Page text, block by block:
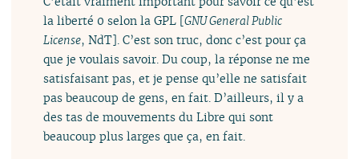
la liberté 0 selon la GPL [GNU General Public
License, NdT]. C’est son truc, donc c’est pour ça
que je voulais savoir. Du coup, la réponse ne me
satisfaisant pas, et je pense qu’elle ne satisfait
pas beaucoup de gens, en fait. D’ailleurs, il y a
des tas de mouvements du Libre qui sont
beaucoup plus larges que ça, en fait.